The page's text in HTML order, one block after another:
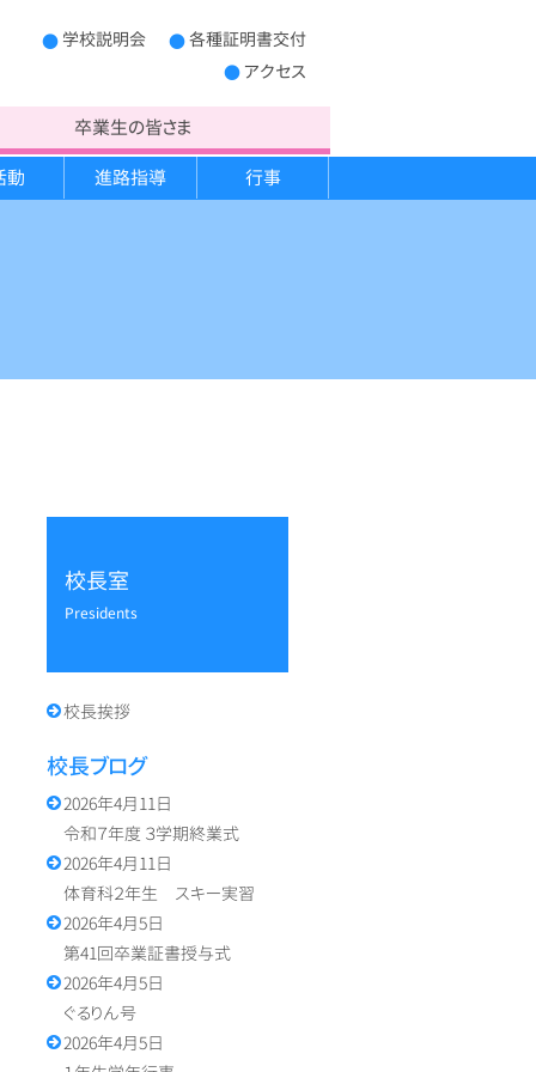
学校説明会
各種証明書交付
アクセス
卒業生の皆さま
動 進路指導 行事
校長室
presidents
校長挨拶
校長ブログ
2026年4月11日
令和７年度 ３学期終業式
2026年4月11日
体育科２年生 スキー実習
2026年4月5日
第41回卒業証書授与式
2026年4月5日
ぐるりん号
2026年4月5日